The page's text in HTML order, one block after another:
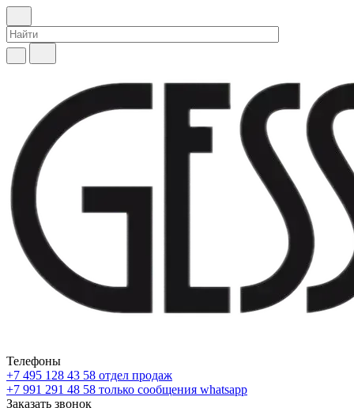
Телефоны
+7 495 128 43 58 отдел продаж
+7 991 291 48 58 только сообщения whatsapp
Заказать звонок